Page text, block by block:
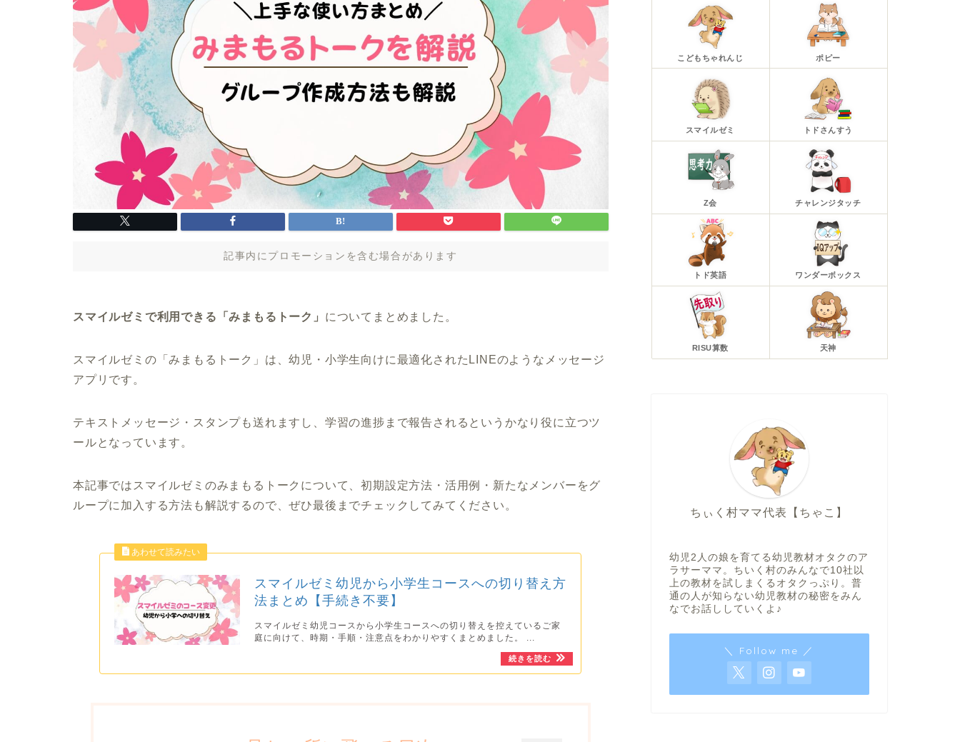
記事内にプロモーションを含む場合があります
スマイルゼミで利用できる「みまもるトーク」 についてまとめました。
スマイルゼミの「みまもるトーク」は、幼児・小学生向けに最適化されたLINEのようなメッセージ
アプリです。
テキストメッセージ・スタンプも送れますし、学習の進捗まで報告されるというかなり役に立つツ
ールとなっています。
本記事ではスマイルゼミのみまもるトークについて、初期設定方法・活用例・新たなメンバーをグ
ループに加入する方法も解説するので、ぜひ最後までチェックしてみてください。
スマイルゼミ幼児から小学生コースへの切り替え方
法まとめ【手続き不要】
スマイルゼミ幼児コースから小学生コースへの切り替えを控えているご家
庭に向けて、時期・手順・注意点をわかりやすくまとめました。 ...
こどもちゃれんじ ポピー
スマイルゼミ トドさんすう
Z会 チャレンジタッチ
トド英語 ワンダーボックス
RISU算数 天神
ちぃく村ママ代表【ちゃこ】
幼児2人の娘を育てる幼児教材オタクのア
ラサーママ。ちいく村のみんなで10社以
上の教材を試しまくるオタクっぷり。普
通の人が知らない幼児教材の秘密をみん
なでお話ししていくよ♪
＼ Follow me ／